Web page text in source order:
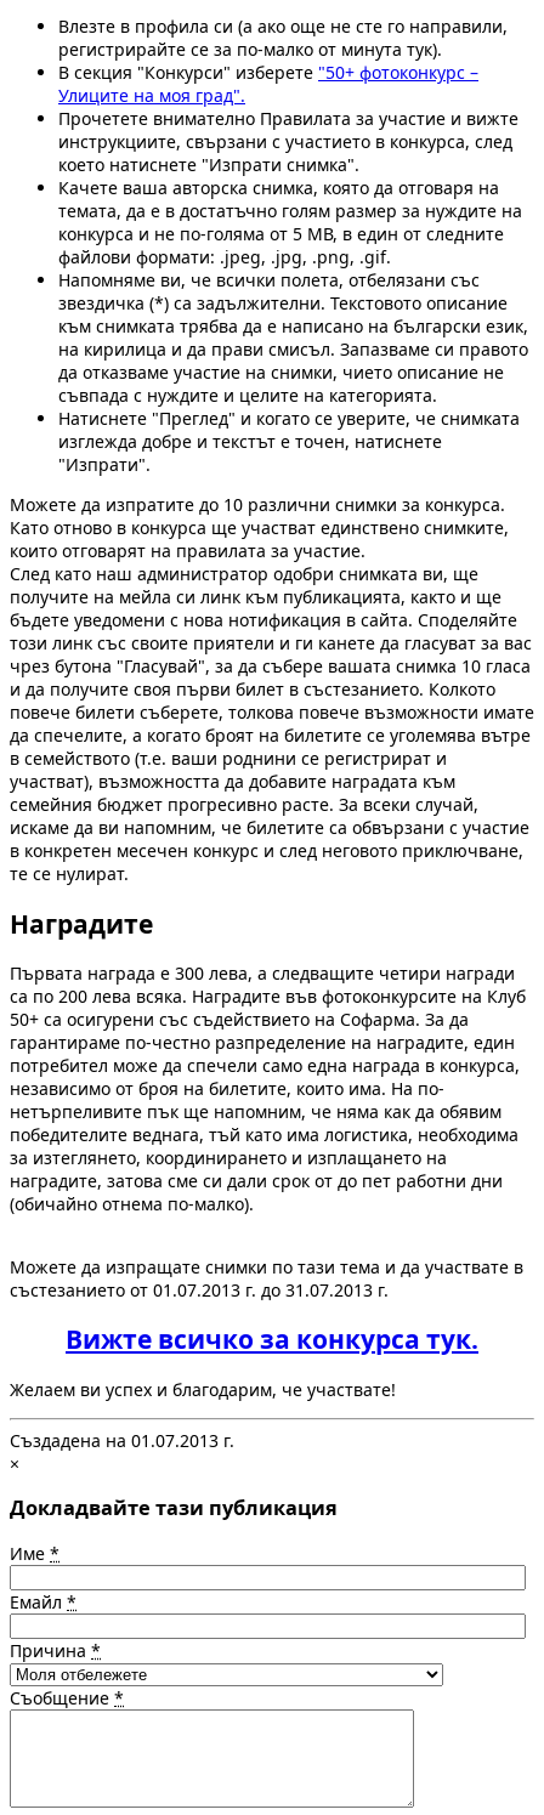
Влезте в профила си (а ако още не сте го направили,
регистрирайте се за по-малко от минута тук).
В секция "Конкурси" изберете "50+ фотоконкурс –
Улиците на моя град".
Прочетете внимателно Правилата за участие и вижте
инструкциите, свързани с участието в конкурса, след
което натиснете "Изпрати снимка".
Качете ваша авторска снимка, която да отговаря на
темата, да е в достатъчно голям размер за нуждите на
конкурса и не по-голяма от 5 МВ, в един от следните
файлови формати: .jpeg, .jpg, .png, .gif.
Напомняме ви, че всички полета, отбелязани със
звездичка (*) са задължителни. Текстовото описание
към снимката трябва да е написано на български език,
на кирилица и да прави смисъл. Запазваме си правото
да отказваме участие на снимки, чието описание не
съвпада с нуждите и целите на категорията.
Натиснете "Преглед" и когато се уверите, че снимката
изглежда добре и текстът е точен, натиснете
"Изпрати".
Можете да изпратите до 10 различни снимки за конкурса.
Като отново в конкурса ще участват единствено снимките,
които отговарят на правилата за участие.
След като наш администратор одобри снимката ви, ще
получите на мейла си линк към публикацията, както и ще
бъдете уведомени с нова нотификация в сайта. Споделяйте
този линк със своите приятели и ги канете да гласуват за вас
чрез бутона "Гласувай", за да събере вашата снимка 10 гласа
и да получите своя първи билет в състезанието. Колкото
повече билети съберете, толкова повече възможности имате
да спечелите, а когато броят на билетите се уголемява вътре
в семейството (т.е. ваши роднини се регистрират и
участват), възможността да добавите наградата към
семейния бюджет прогресивно расте. За всеки случай,
искаме да ви напомним, че билетите са обвързани с участие
в конкретен месечен конкурс и след неговото приключване,
те се нулират.
Наградите
Първата награда е 300 лева, а следващите четири награди
са по 200 лева всяка. Наградите във фотоконкурсите на Клуб
50+ са осигурени със съдействието на Софарма. За да
гарантираме по-честно разпределение на наградите, един
потребител може да спечели само една награда в конкурса,
независимо от броя на билетите, които има. На по-
нетърпеливите пък ще напомним, че няма как да обявим
победителите веднага, тъй като има логистика, необходима
за изтеглянето, координирането и изплащането на
наградите, затова сме си дали срок от до пет работни дни
(обичайно отнема по-малко).
Можете да изпращате снимки по тази тема и да участвате в
състезанието от 01.07.2013 г. до 31.07.2013 г.
Вижте всичко за конкурса тук.
Желаем ви успех и благодарим, че участвате!
Създадена на 01.07.2013 г.
×
Докладвайте тази публикация
Име *
Емайл *
Причина *
Съобщение *